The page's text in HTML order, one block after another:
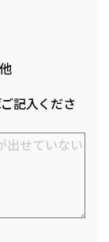
記入くださ